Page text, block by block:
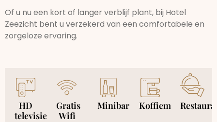
Of u nu een kort of langer verblijf plant, bij Hotel
Zeezicht bent u verzekerd van een comfortabele en
zorgeloze ervaring.
HD
televisie
Gratis
Wifi
Minibar Koffiemachine